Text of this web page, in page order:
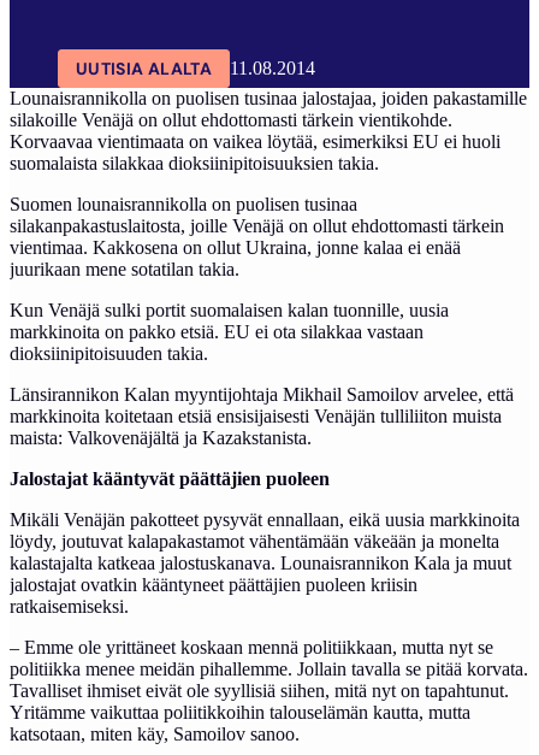
UUTISIA ALALTA
11.08.2014
Lounaisrannikolla on puolisen tusinaa jalostajaa, joiden pakastamille
silakoille Venäjä on ollut ehdottomasti tärkein vientikohde.
Korvaavaa vientimaata on vaikea löytää, esimerkiksi EU ei huoli
suomalaista silakkaa dioksiinipitoisuuksien takia.
Suomen lounaisrannikolla on puolisen tusinaa
silakanpakastuslaitosta, joille Venäjä on ollut ehdottomasti tärkein
vientimaa. Kakkosena on ollut Ukraina, jonne kalaa ei enää
juurikaan mene sotatilan takia.
Kun Venäjä sulki portit suomalaisen kalan tuonnille, uusia
markkinoita on pakko etsiä. EU ei ota silakkaa vastaan
dioksiinipitoisuuden takia.
Länsirannikon Kalan myyntijohtaja Mikhail Samoilov arvelee, että
markkinoita koitetaan etsiä ensisijaisesti Venäjän tulliliiton muista
maista: Valkovenäjältä ja Kazakstanista.
Jalostajat kääntyvät päättäjien puoleen
Mikäli Venäjän pakotteet pysyvät ennallaan, eikä uusia markkinoita
löydy, joutuvat kalapakastamot vähentämään väkeään ja monelta
kalastajalta katkeaa jalostuskanava. Lounaisrannikon Kala ja muut
jalostajat ovatkin kääntyneet päättäjien puoleen kriisin
ratkaisemiseksi.
– Emme ole yrittäneet koskaan mennä politiikkaan, mutta nyt se
politiikka menee meidän pihallemme. Jollain tavalla se pitää korvata.
Tavalliset ihmiset eivät ole syyllisiä siihen, mitä nyt on tapahtunut.
Yritämme vaikuttaa poliitikkoihin talouselämän kautta, mutta
katsotaan, miten käy, Samoilov sanoo.